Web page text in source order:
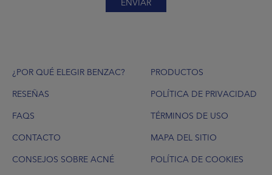
Footer
¿POR QUÉ ELEGIR BENZAC?
RESEÑAS
FAQS
CONTACTO
CONSEJOS SOBRE ACNÉ
PRODUCTOS
POLÍTICA DE PRIVACIDAD
TÉRMINOS DE USO
MAPA DEL SITIO
POLÍTICA DE COOKIES